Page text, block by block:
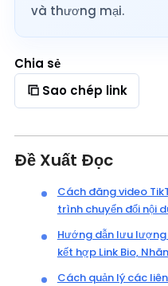
và thương mại.
Chia sẻ
Sao chép link
Đề Xuất Đọc
Cách đăng video
trình chuyển đổi nội
Hướng dẫn lưu
kết hợp Link Bio,
Cách quản lý các